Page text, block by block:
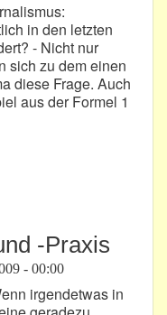
in den letzten
- Nicht nur
sich zu dem einen
diese Frage. Auch
aus der Formel 1
-Praxis
- 00:00
irgendetwas in